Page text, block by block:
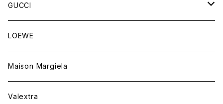
ウェア
財布&小物
ウェア
バッグ
財布&小物
ウェア
GUCCI
バッグ
財布&小物
ウェア
LOEWE
Maison Margiela
Valextra